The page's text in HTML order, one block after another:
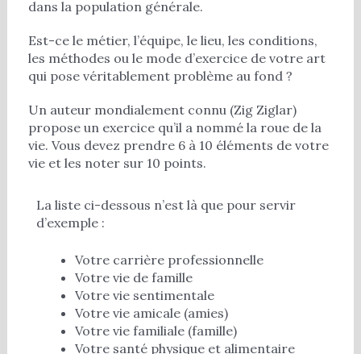
dans la population générale.
Est-ce le métier, l’équipe, le lieu, les conditions,
les méthodes ou le mode d’exercice de votre art
qui pose véritablement problème au fond ?
Un auteur mondialement connu (Zig Ziglar)
propose un exercice qu’il a nommé la roue de la
vie. Vous devez prendre 6 à 10 éléments de votre
vie et les noter sur 10 points.
La liste ci-dessous n’est là que pour servir
d’exemple :
Votre carrière professionnelle
Votre vie de famille
Votre vie sentimentale
Votre vie amicale (amies)
Votre vie familiale (famille)
Votre santé physique et alimentaire